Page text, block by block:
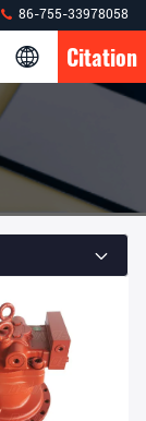
86-755-33978058
Citation